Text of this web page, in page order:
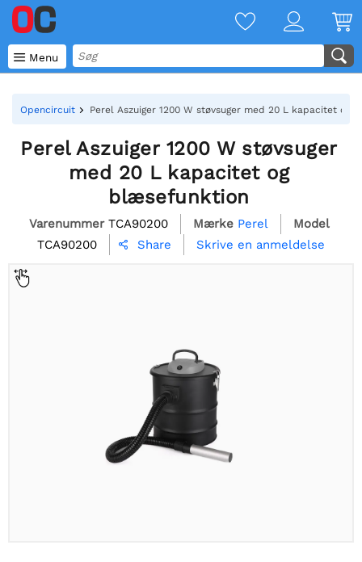
 Menu
Opencircuit Perel Aszuiger 1200 W støvsuger med 20 L kapacitet og
Perel Aszuiger 1200 W støvsuger
med 20 L kapacitet og
blæsefunktion
Varenummer TCA90200 Mærke Perel
Model
TCA90200
 Share Skrive en anmeldelse